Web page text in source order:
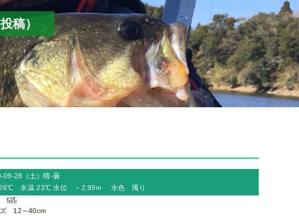
稿）
09-28（土）晴-曇
26℃ 水温 23℃ 水位 －2.99m 水色 濁り
5匹
12～40cm